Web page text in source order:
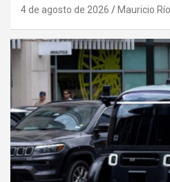
4 de agosto de 2026 Mauricio